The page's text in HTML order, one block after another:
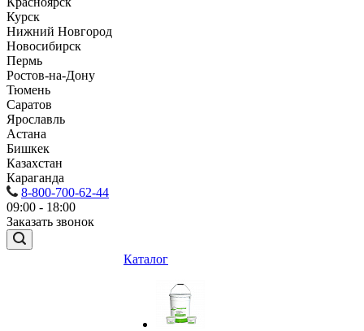
Курск
Нижний Новгород
Новосибирск
Пермь
Ростов-на-Дону
Тюмень
Саратов
Ярославль
Астана
Бишкек
Казахстан
Караганда
8-800-700-62-44
09:00 - 18:00
Заказать звонок
Каталог